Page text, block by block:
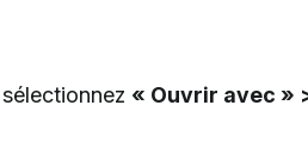
« Ouvrir avec »